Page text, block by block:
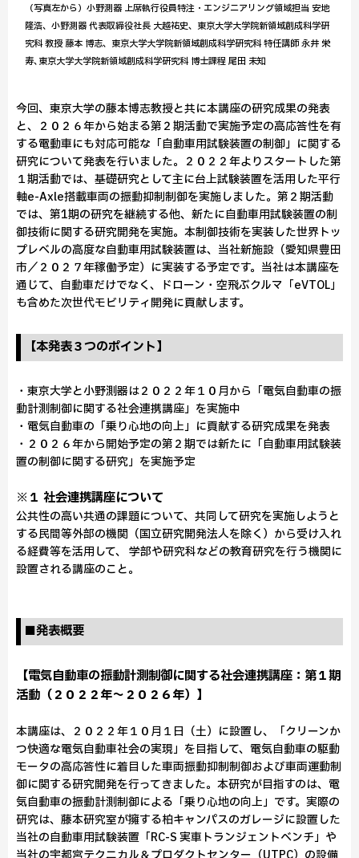
（写真左から）小野測器 上席執行役員特注・エンジニアリング領域担当 安地
隆浩、小野測器 代表取締役社長 大越祐史、東京大学大学院新領域創成科学研
究科 教授 藤本 博志、東京大学大学院新領域創成科学研究科 特任講師 永井 栄
寿､東京大学大学院新領域創成科学研究科 博士課程 尾田 未知
今回、東京大学の藤本博志教授と共に本講座の研究成果の発表
と、２０２６年から始まる第２期活動で実施予定の高応答性を有
する電動車にも対応可能な「自動車用試験装置の制御」に関する
研究について発表を行いました。２０２２年よりスタートした第
１期活動では、基礎研究として主に台上試験装置を活用した平行
軸e-Axle搭載車両の振動抑制制御を実施しました。第２期活動
では、第1期の研究を継続する他、新たに自動車用試験装置の制
御技術に関する研究開発を実施。本制御技術を実装した世界トッ
プレベルの高度な自動車用試験装置は、当社新施設（愛知県豊田
市／２０２７年稼働予定）に実装する予定です。当社は本講座を
通じて、自動車だけでなく、ドローン・空飛ぶクルマ「eVTOL」
も含めた次世代モビリティ開発に貢献します。
【本発表３つのポイント】
・東京大学と小野測器は２０２２年１０月から「電気自動車の振
動計測制御に関する社会連携講座」を実施中
・電気自動車の「乗り心地の向上」に貢献する研究成果を発表
・２０２６年から開始予定の第２期では新たに「自動車用試験装
置の制御に関する研究」を実施予定
※１ 社会連携講座について
公共性の高い共通の課題について、共同して研究を実施しようと
する民間等外部の機関（国立研究開発法人を除く）から受け入れ
る経費等を活用して、 学部や研究科などの教育研究を行う機関に
設置される講座のこと。
■発表概要
【電気自動車の振動計測制御に関する社会連携講座：第１期
活動（２０２２年～２０２６年）】
本講座は、２０２２年１０月１日（土）に設置し、「クリーンか
つ快適な電気自動車社会の実現」を目指して、電気自動車の駆動
モータの高応答性に着目した車両振動抑制制御および車両運動制
御に関する研究開発を行ってきました。本研究が目指すのは、電
気自動車の振動計測制御による「乗り心地の向上」です。実際の
研究は、藤本研究室が擁する柏キャンパスのガレージに設置した
当社の自動車用試験装置「RC-S 実車トランジェントベンチ」や